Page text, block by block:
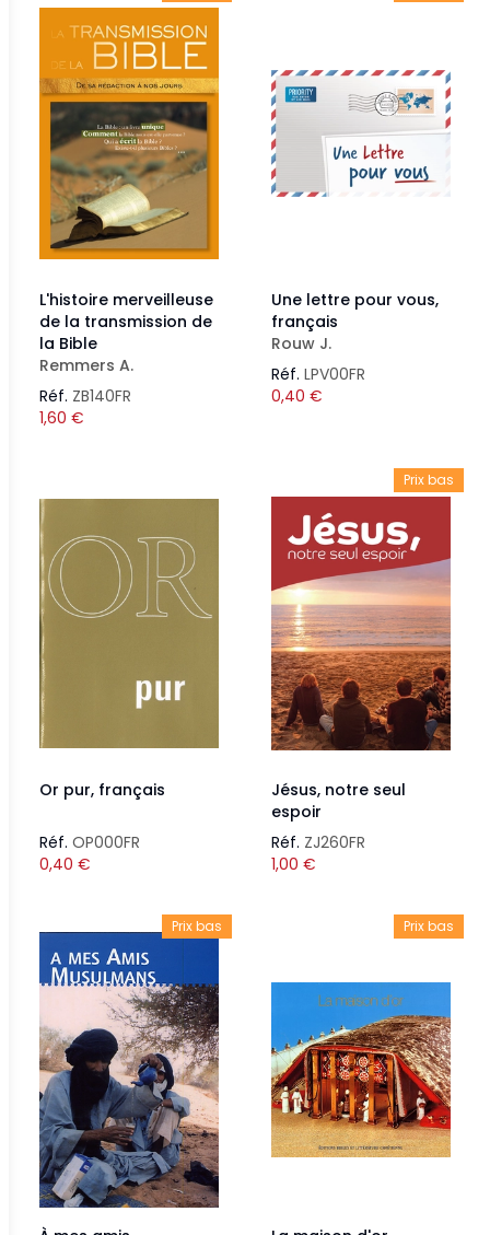
L'histoire merveilleuse
de la transmission de
la Bible
Remmers A.
Réf. ZB140FR
1,60 €
Une lettre pour vous,
français
Rouw J.
Réf. LPV00FR
0,40 €
Or pur, français
Réf. OP000FR
0,40 €
Prix bas
Jésus, notre seul
espoir
Réf. ZJ260FR
1,00 €
Prix bas Prix bas